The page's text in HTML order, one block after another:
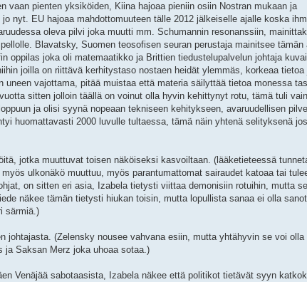
vaan pienten yksiköiden, Kiina hajoaa pieniin osiin Nostran mukaan ja
nyt. EU hajoaa mahdottomuuteen tälle 2012 jälkeiselle ajalle koska
oleva pilvi joka muutti mm. Schumannin resonanssiin,
Blavatsky, Suomen teosofisen seuran perustaja mainitsee tämän
oppilas joka oli matemaatikko ja Brittien tiedustelupalvelun johtaja
joilla on riittävä kerhitystaso nostaen heidät ylemmäs, korkeaa tietoa
vajottama, pitää muistaa että materia säilyttää tietoa monessa
sitten jolloin täällä on voinut olla hyvin kehittynyt rotu, tämä tuli
ja olisi syynä nopeaan tekniseen kehitykseen, avaruudellisen
huomattavasti 2000 luvulle tultaessa, tämä näin yhtenä selityksenä
jotka muuttuvat toisen näköiseksi kasvoiltaan. (lääketieteessä
ulkonäkö muuttuu, myös parantumattomat sairaudet katoaa tai
on sitten eri asia, Izabela tietysti viittaa demonisiin rotuihin, mutta
näkee tämän tietysti hiukan toisin, mutta lopullista sanaa ei olla
särmiä.)
johtajasta. (Zelensky nousee vahvana esiin, mutta yhtähyvin se voi olla
ja Saksan Merz joka uhoaa sotaa.)
Venäjää sabotaasista, Izabela näkee että politikot tietävät syyn